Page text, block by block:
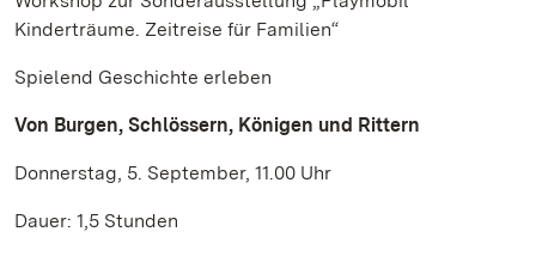
Kinderträume. Zeitreise für Familien“
Spielend Geschichte erleben
Von Burgen, Schlössern, Königen und Rittern
Donnerstag, 5. September, 11.00 Uhr
Dauer: 1,5 Stunden